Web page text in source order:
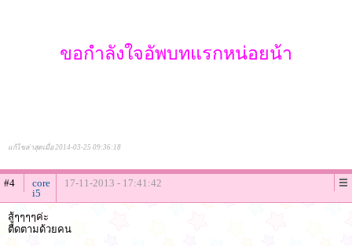
ขอกำลังใจอัพบทแรกหน่อยน้า
แก้ไขล่าสุดเมื่อ 2014-03-25 09:36:18
#4
core
i5
17-11-2013 - 17:41:42
สู้ๆๆๆๆค่ะ
ตืดตามด้วยคน